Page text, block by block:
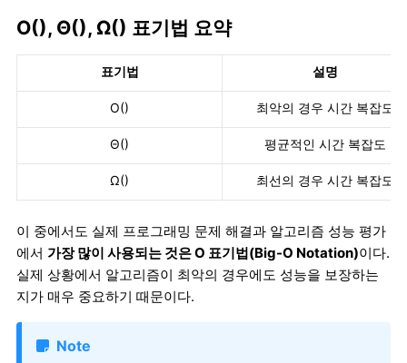
O(), Θ(), Ω() 표기법 요약
표기법 설명
O() 최악의 경우 시간 복잡도
Θ() 평균적인 시간 복잡도
Ω() 최선의 경우 시간 복잡도
이 중에서도 실제 프로그래밍 문제 해결과 알고리즘 성능 평가
에서 가장 많이 사용되는 것은 O 표기법(Big-O Notation)이다.
실제 상황에서 알고리즘이 최악의 경우에도 성능을 보장하는
지가 매우 중요하기 때문이다.
Note